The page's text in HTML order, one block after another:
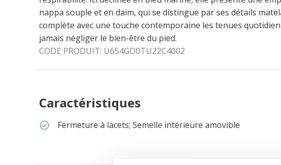
nappa souple et en daim, qui se distingue par ses détails
complète avec une touche contemporaine les tenues
jamais négliger le bien-être du pied.
CODE PRODUIT: U654GD0TU22C4002
Caractéristiques
Fermeture à lacets; Semelle intérieure amovible